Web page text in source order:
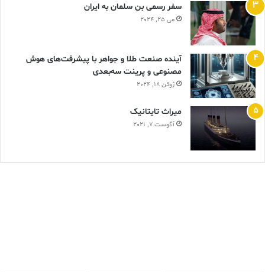
سفر رسمی بن سلمان به ایران
می 25, 2024
آینده صنعت طلا و جواهر با پیشرفت‌های هوش
مصنوعی و پرینت سه‌بعدی
ژوئن 18, 2024
ميراث تايتانيک
آگوست 7, 2021